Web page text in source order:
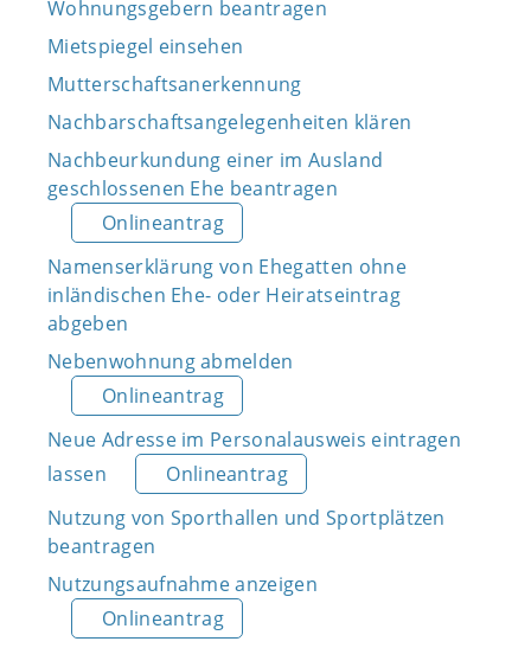
Wohnungsgebern beantragen
Mietspiegel einsehen
Mutterschaftsanerkennung
Nachbarschaftsangelegenheiten klären
Nachbeurkundung einer im Ausland
geschlossenen Ehe beantragen
Onlineantrag
Namenserklärung von Ehegatten ohne
inländischen Ehe- oder Heiratseintrag
abgeben
Nebenwohnung abmelden
Onlineantrag
Neue Adresse im Personalausweis eintragen
lassen
Onlineantrag
Nutzung von Sporthallen und Sportplätzen
beantragen
Nutzungsaufnahme anzeigen
Onlineantrag